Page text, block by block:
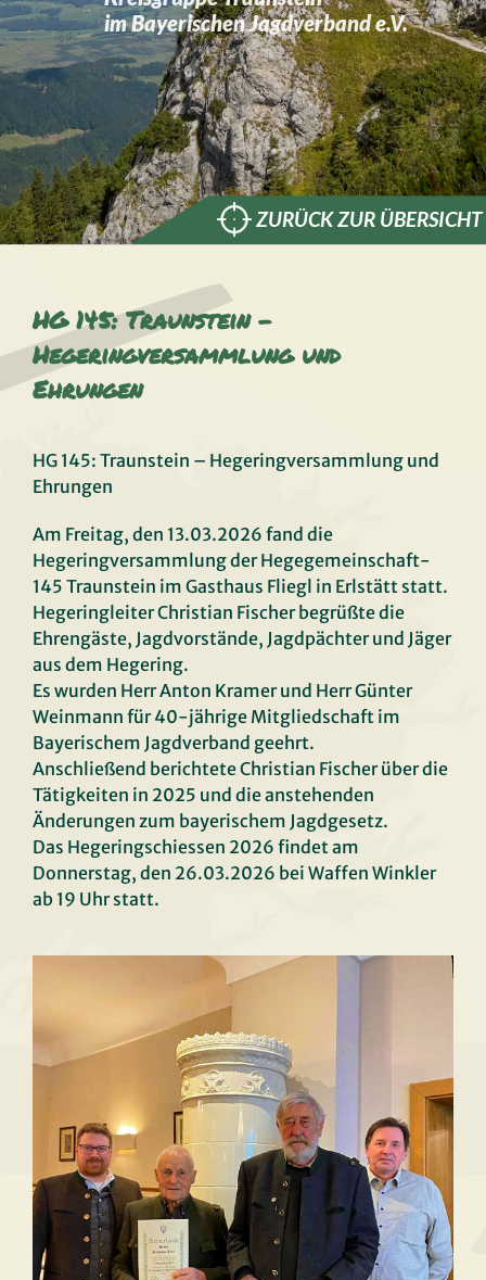
im Bayerischen Jagdverband e.V.
ZURÜCK ZUR ÜBERSICHT
HG 145: Traunstein –
Hegeringversammlung und
Ehrungen
HG 145: Traunstein – Hegeringversammlung und
Ehrungen
Am Freitag, den 13.03.2026 fand die
Hegeringversammlung der Hegegemeinschaft-
145 Traunstein im Gasthaus Fliegl in Erlstätt statt.
Hegeringleiter Christian Fischer begrüßte die
Ehrengäste, Jagdvorstände, Jagdpächter und Jäger
aus dem Hegering.
Es wurden Herr Anton Kramer und Herr Günter
Weinmann für 40-jährige Mitgliedschaft im
Bayerischem Jagdverband geehrt.
Anschließend berichtete Christian Fischer über die
Tätigkeiten in 2025 und die anstehenden
Änderungen zum bayerischem Jagdgesetz.
Das Hegeringschiessen 2026 findet am
Donnerstag, den 26.03.2026 bei Waffen Winkler
ab 19 Uhr statt.